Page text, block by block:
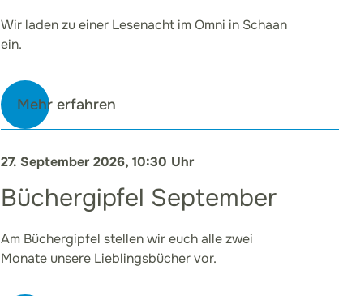
Wir laden zu einer Lesenacht im Omni in Schaan
ein.
Mehr erfahren
27. September 2026, 10:30 Uhr
Büchergipfel September
Am Büchergipfel stellen wir euch alle zwei
Monate unsere Lieblingsbücher vor.